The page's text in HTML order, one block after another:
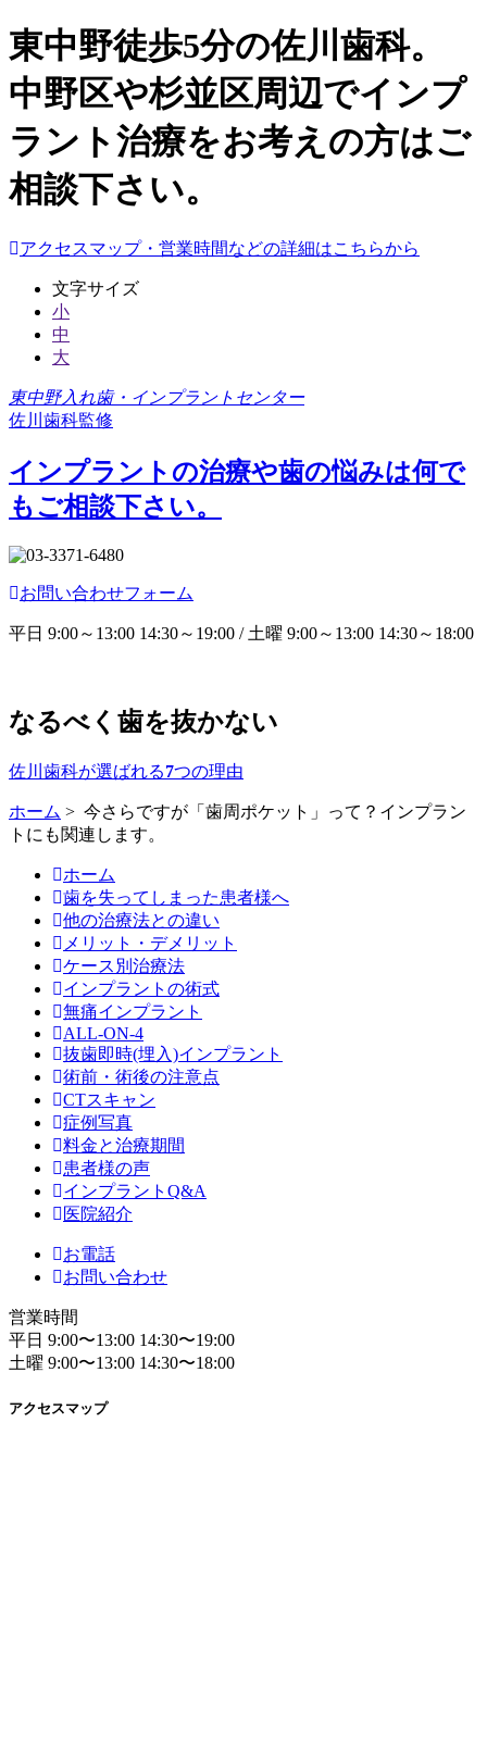
東中野徒歩5分の佐川歯科。
中野区や杉並区周辺でインプ
ラント治療をお考えの方はご
相談下さい。
アクセスマップ・営業時間などの詳細はこちらから
文字サイズ
小
中
大
東中野入れ歯・インプラントセンター
佐川歯科監修
インプラントの治療や歯の悩みは何で
もご相談下さい。
お問い合わせフォーム
平日 9:00～13:00 14:30～19:00 / 土曜 9:00～13:00 14:30～18:00
なるべく歯を抜かない
佐川歯科が選ばれる7つの理由
ホーム > 今さらですが「歯周ポケット」って？インプラン
トにも関連します。
ホーム
歯を失ってしまった患者様へ
他の治療法との違い
メリット・デメリット
ケース別治療法
インプラントの術式
無痛インプラント
ALL-ON-4
抜歯即時(埋入)インプラント
術前・術後の注意点
CTスキャン
症例写真
料金と治療期間
患者様の声
インプラントQ&A
医院紹介
お電話
お問い合わせ
営業時間
平日 9:00〜13:00 14:30〜19:00
土曜 9:00〜13:00 14:30〜18:00
アクセスマップ